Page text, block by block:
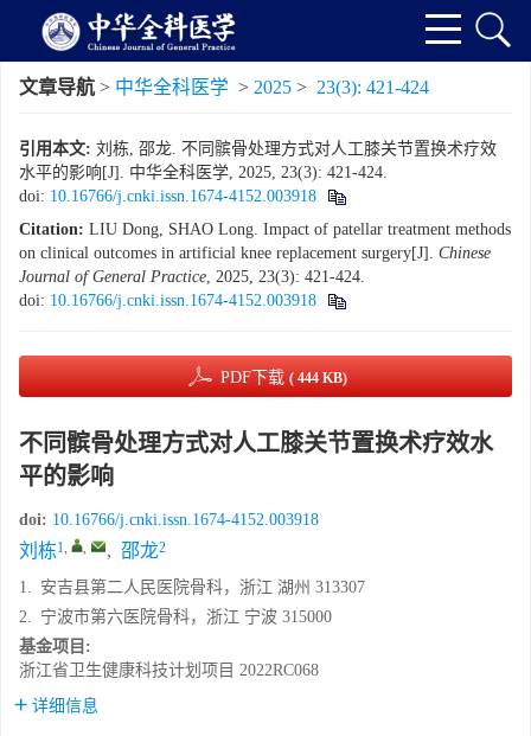
文章导航 > 中华全科医学 > 2025 > 23(3): 421-424
引用本文: 刘栋, 邵龙. 不同髌骨处理方式对人工膝关节置换术疗效
水平的影响[J]. 中华全科医学, 2025, 23(3): 421-424.
doi: 10.16766/j.cnki.issn.1674-4152.003918
Citation: LIU Dong, SHAO Long. Impact of patellar treatment methods
on clinical outcomes in artificial knee replacement surgery[J]. Chinese
Journal of General Practice, 2025, 23(3): 421-424.
doi: 10.16766/j.cnki.issn.1674-4152.003918
PDF下载 ( 444 KB)
不同髌骨处理方式对人工膝关节置换术疗效水
平的影响
doi: 10.16766/j.cnki.issn.1674-4152.003918
刘栋1, , , 邵龙2
1. 安吉县第二人民医院骨科，浙江 湖州 313307
2. 宁波市第六医院骨科，浙江 宁波 315000
基金项目:
浙江省卫生健康科技计划项目 2022RC068
详细信息